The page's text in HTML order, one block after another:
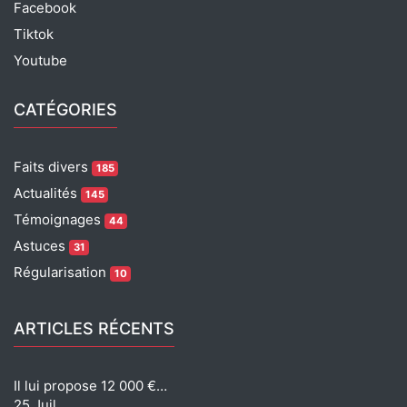
Facebook
Tiktok
Youtube
CATÉGORIES
Faits divers 185
Actualités 145
Témoignages 44
Astuces 31
Régularisation 10
ARTICLES RÉCENTS
Il lui propose 12 000 €…